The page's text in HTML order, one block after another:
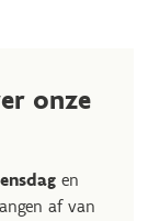
onze
en
af van